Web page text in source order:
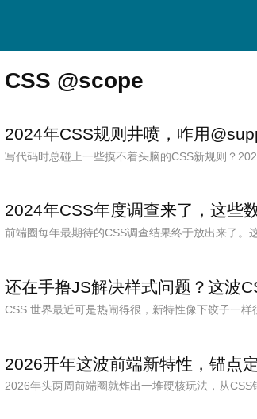
CSS @scope
2024年CSS规则井喷，咋用
写代码时总碰上一些摸不着头脑的CSS新规则？
2024年CSS年度调查来了，这些
前端圈每年最期待的CSS调查结果终于放出来了
还在手撸JS解决样式问题？这波
CSS 世界最近可是热闹得很，新特性像下饺子一
2026开年这波前端新特性，锚点
2026年头两周前端圈就炸出一堆硬核玩法，从